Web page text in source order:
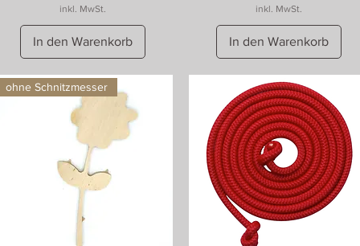
inkl. MwSt.
In den Warenkorb
inkl. MwSt.
In den Warenkorb
ohne Schnitzmesser